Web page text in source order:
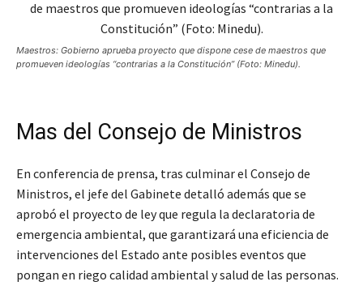
Maestros: Gobierno aprueba proyecto que dispone cese de maestros que
promueven ideologías “contrarias a la Constitución” (Foto: Minedu).
Mas del Consejo de Ministros
En conferencia de prensa, tras culminar el Consejo de
Ministros, el jefe del Gabinete detalló además que se
aprobó el proyecto de ley que regula la declaratoria de
emergencia ambiental, que garantizará una eficiencia de
intervenciones del Estado ante posibles eventos que
pongan en riego calidad ambiental y salud de las personas.